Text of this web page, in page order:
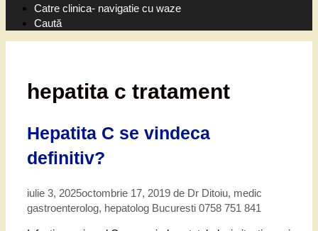
Catre clinica- navigatie cu waze
Caută
hepatita c tratament
Hepatita C se vindeca
definitiv?
iulie 3, 2025octombrie 17, 2019 de Dr Ditoiu, medic
gastroenterolog, hepatolog Bucuresti 0758 751 841